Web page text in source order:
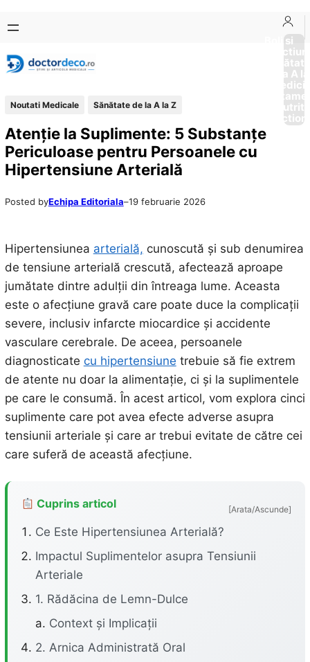
conținut
content
Boli si
Afectiuni
Sănătate
de la A
Noutati Medicale Sănătate de la A la Z
Atenție la Suplimente: 5 Substanțe
Periculoase pentru Persoanele cu
Hipertensiune Arterială
Posted byEchipa Editoriala–19 februarie 2026
Hipertensiunea arterială, cunoscută și sub denumirea
de tensiune arterială crescută, afectează aproape
jumătate dintre adulții din întreaga lume. Aceasta
este o afecțiune gravă care poate duce la complicații
severe, inclusiv infarcte miocardice și accidente
vasculare cerebrale. De aceea, persoanele
diagnosticate cu hipertensiune trebuie să fie extrem
de atente nu doar la alimentație, ci și la suplimentele
pe care le consumă. În acest articol, vom explora cinci
suplimente care pot avea efecte adverse asupra
tensiunii arteriale și care ar trebui evitate de către cei
care suferă de această afecțiune.
Cuprins articol [Arata/Ascunde]
Ce Este Hipertensiunea Arterială?
Impactul Suplimentelor asupra Tensiunii
Arteriale
1. Rădăcina de Lemn-Dulce
Context și Implicații
2. Arnica Administrată Oral